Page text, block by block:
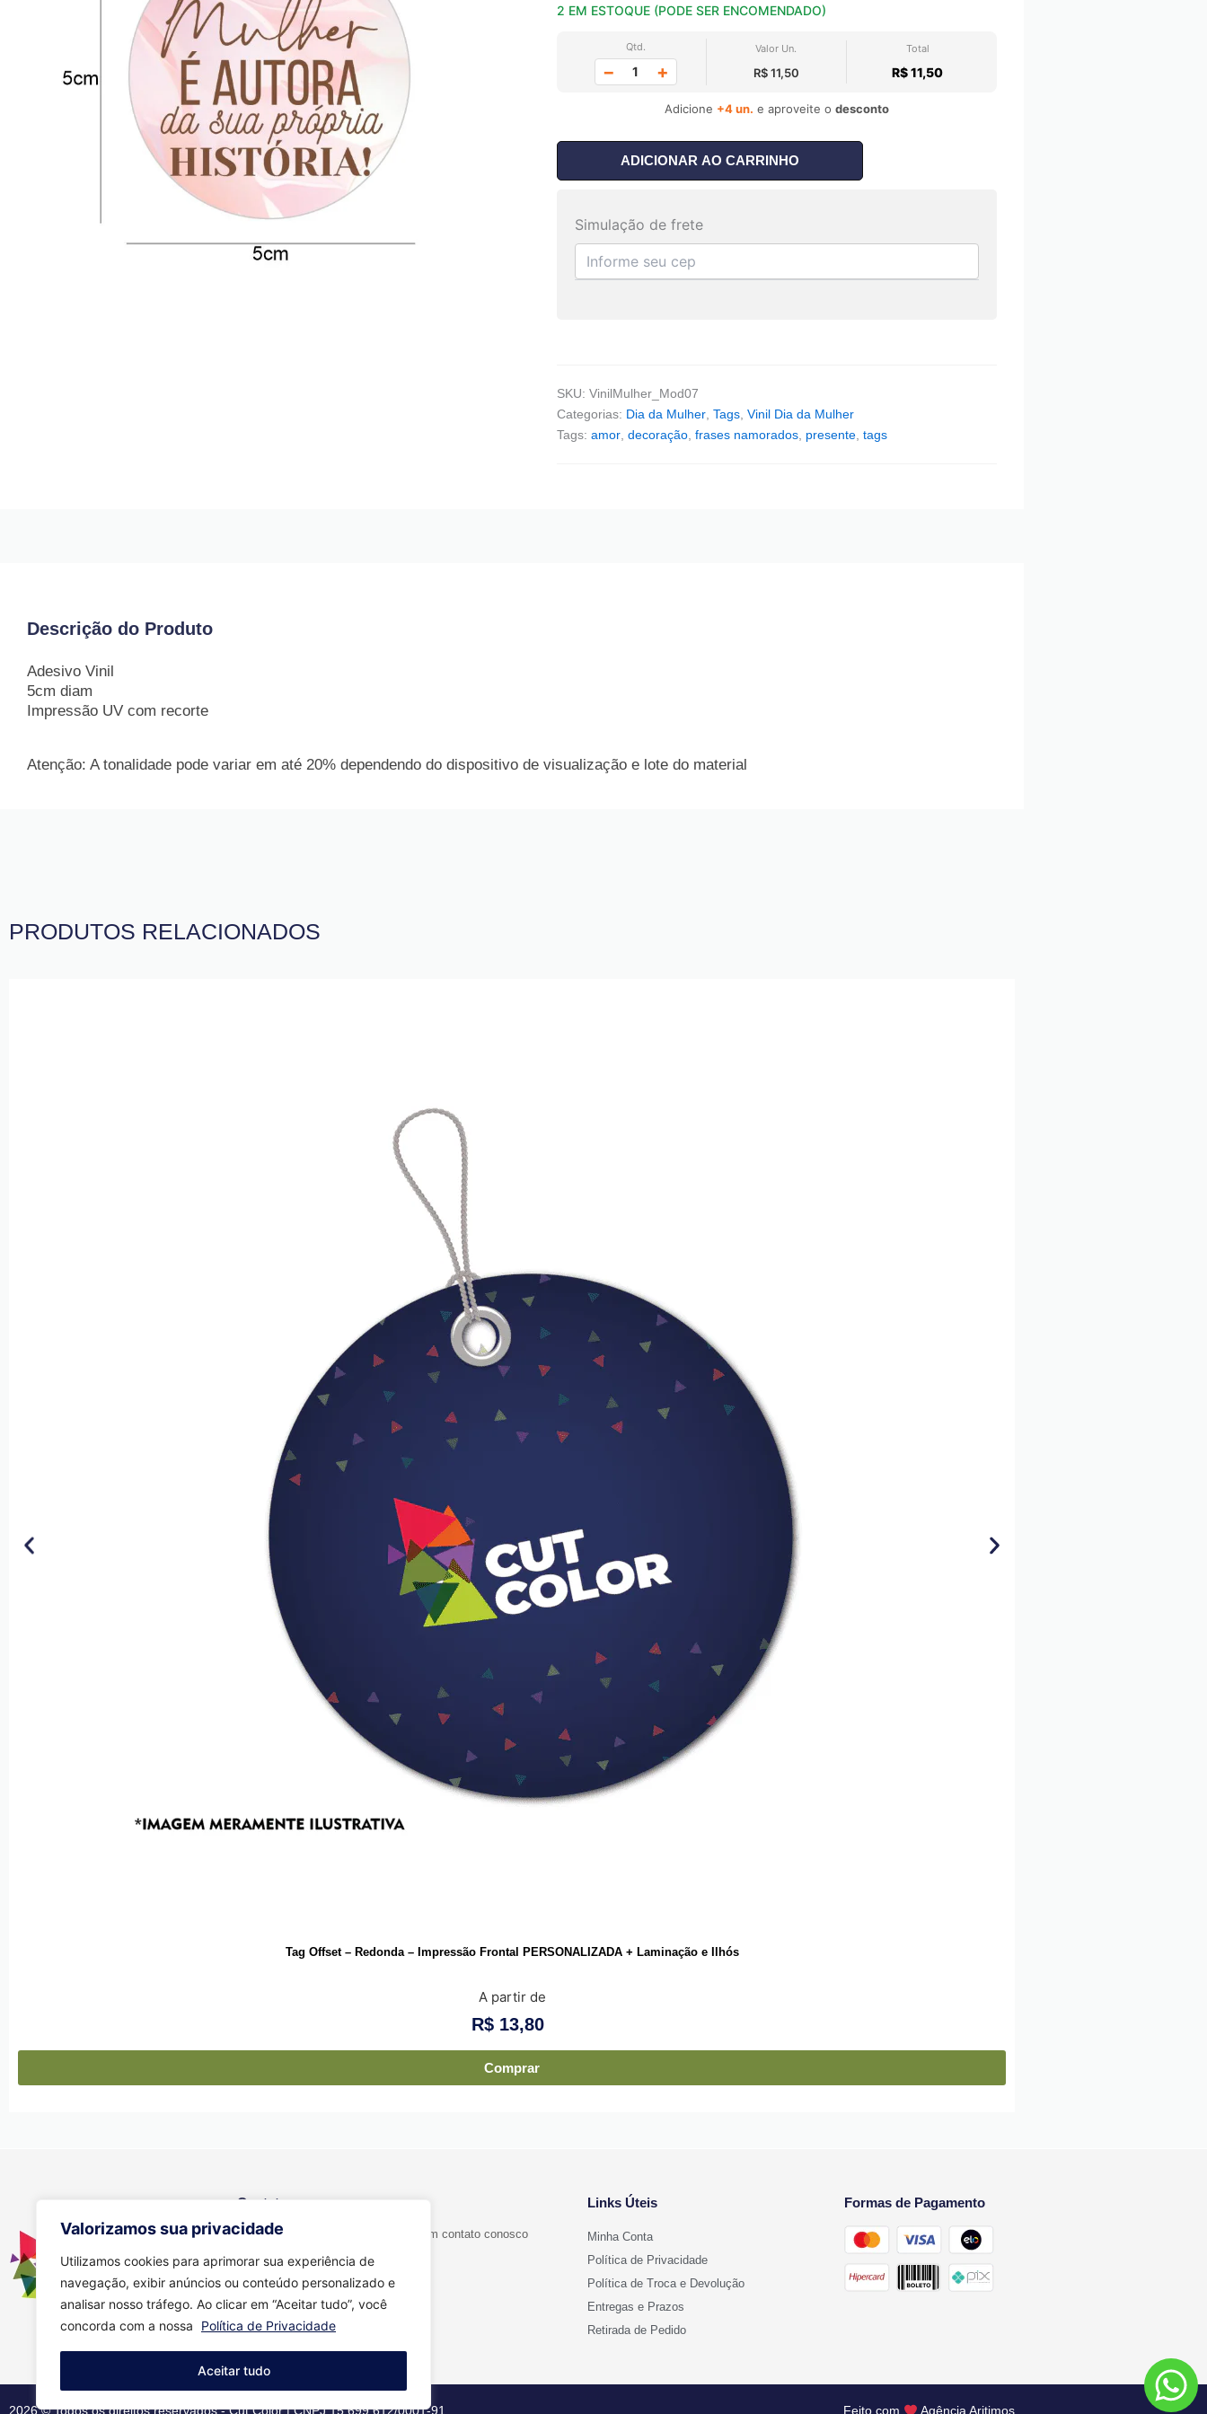
Valorizamos sua privacidade
Utilizamos cookies para aprimorar sua experiência de
navegação, exibir anúncios ou conteúdo personalizado e
analisar nosso tráfego. Ao clicar em “Aceitar tudo”, você
concorda com a nossa
Política de Privacidade
Aceitar tudo
2 EM ESTOQUE (PODE SER ENCOMENDADO)
Qtd.
− +
Valor Un.
R$ 11,50
Total
R$ 11,50
Adicione +4 un. e aproveite o desconto
ADICIONAR AO CARRINHO
Simulação de frete
SKU: VinilMulher_Mod07
Categorias: Dia da Mulher Tags Vinil Dia da Mulher
Tags: amor decoração frases namorados presente tags
Descrição do Produto
Adesivo Vinil
5cm diam
Impressão UV com recorte
Atenção: A tonalidade pode variar em até 20% dependendo do dispositivo de visualização e lote do material
PRODUTOS RELACIONADOS
Tag Offset – Redonda – Impressão Frontal PERSONALIZADA + Laminação e Ilhós
A partir de
R$13,80
Comprar
Contato
Se você tiver alguma dúvida, entre em contato conosco
(11) 94149-6586
comercial01.amanda@gmail.com
Links Úteis
Minha Conta
Política de Privacidade
Política de Troca e Devolução
Entregas e Prazos
Retirada de Pedido
Formas de Pagamento
2026 © Todos os direitos reservados - Cut Color | CNPJ 15.699.612/0001-91 Feito com Agência Aritimos